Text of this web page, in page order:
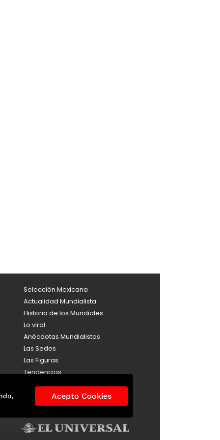
Selección Mexicana
Actualidad Mundialista
Historia de los Mundiales
Lo viral
Anécdotas Mundialistas
Las Sedes
Las Figuras
Tendencias
Directorio
Consultas
Aviso de Privacidad
Acepto Cookies